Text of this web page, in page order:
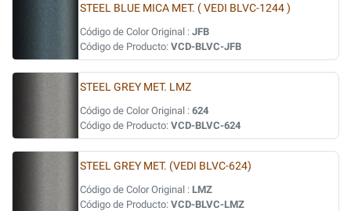
STEEL BLUE MICA MET. ( VEDI BLVC-1244 )
Código de Color Original : JFB
Código de Producto: VCD-BLVC-JFB
STEEL GREY MET. LMZ
Código de Color Original : 624
Código de Producto: VCD-BLVC-624
STEEL GREY MET. (VEDI BLVC-624)
Código de Color Original : LMZ
Código de Producto: VCD-BLVC-LMZ